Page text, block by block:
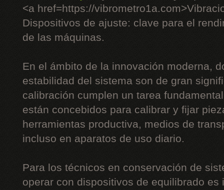
<a href=https://
Dispositivos de ajuste: clave para el
de las máquinas.
En el ámbito de la innovación moderna,
estabilidad del sistema son de gran
calibración cumplen un tarea
están concebidos para calibrar y fijar
herramientas productiva, medios de
incluso en aparatos de uso diario.
Para los técnicos en conservación de
operar con dispositivos de equilibrado es